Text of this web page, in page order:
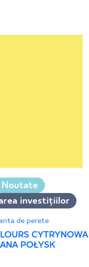
Noutate
investițiilor
de perete
CYTRYNOWA
POŁYSK